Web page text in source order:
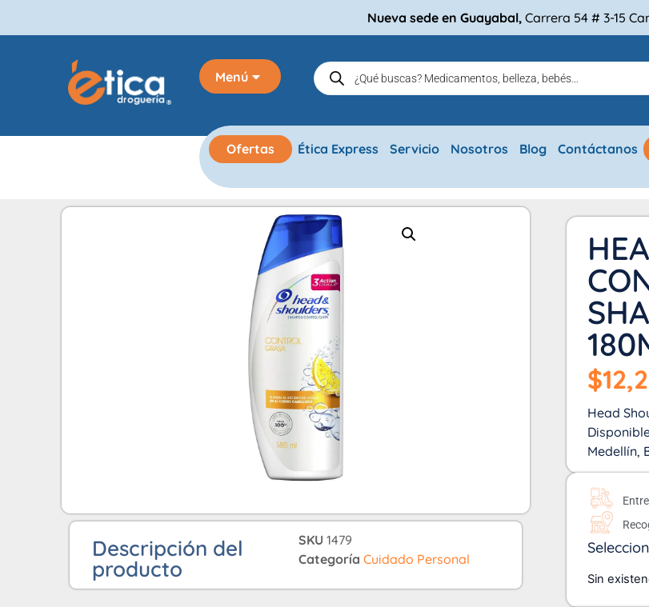
Nueva sede en Guayabal, Carrera 54 # 3-15
Menú
Ofertas Ética Express Servicio Nosotros Blog Contáctanos
Descripción del
producto
SKU 1479
Categoría Cuidado Personal
$
Head
Medellín,
Sin